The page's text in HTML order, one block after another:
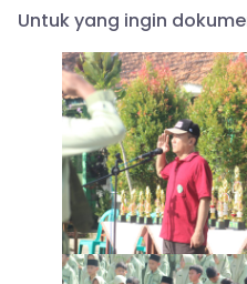
Untuk yang ingin